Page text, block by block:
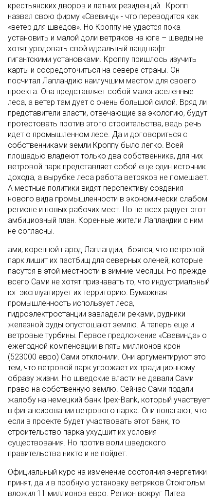
крестьянских дворов и летних резиденций. Кропп
назвал свою фирму «Свевинд» - что переводится как
«ветер для шведов». Но Кроппу не удастся пока
установить и малой доли ветряков на юге – шведы не
хотят уродовать свой идеальный ландшафт
гигантскими установками. Кроппу пришлось изучить
карты и сосредоточиться на севере страны. Он
посчитал Лапландию наилучшим местом для своего
проекта. Она представляет собой малонаселенные
леса, а ветер там дует с очень большой силой. Вряд ли
представители власти, отвечающие за экологию, будут
протестовать против этого строительства, ведь речь
идет о промышленном лесе. Да и договориться с
собственниками земли Кроппу было легко. Всей
площадью владеют только два собственника, для них
ветровой парк представляет собой еще один источник
дохода, а вырубке леса работа ветряков не помешает.
А местные политики видят перспективу создания
нового вида промышленности в экономически слабом
регионе и новых рабочих мест. Но не всех радует этот
амбициозный план. Коренные жители Лапландии с ним
не согласны.
ами, коренной народ Лапландии, боятся, что ветровой
парк лишит их пастбищ для северных оленей, которые
пасутся в этой местности в зимние месяцы. Но прежде
всего Сами не хотят признавать то, что индустриальный
юг эксплуатирует их территорию. Бумажная
промышленность использует леса,
гидроэлектростанции завладели реками, рудники
железной руды опустошают землю. А теперь еще и
ветровые турбины. Первое предложение «Свевинда» о
ежегодной компенсации в пять миллионов крон
(523000 евро) Сами отклонили. Они аргументируют это
тем, что ветровой парк угрожает их традиционному
образу жизни. Но шведские власти не давали Сами
право на собственную землю. Сейчас Сами подали
жалобу на немецкий банк Ipex-Bank, который участвует
в финансировании ветрового парка. Они полагают, что
если в проекте будет участвовать этот банк, то
строительство парка ухудшит их условия
существования. Но против воли шведского
правительства никто и не пойдет.
Официальный курс на изменение состояния энергетики
принят, да и в пробную установку ветряков Стокгольм
вложил 11 миллионов евро. Регион вокруг Питеа